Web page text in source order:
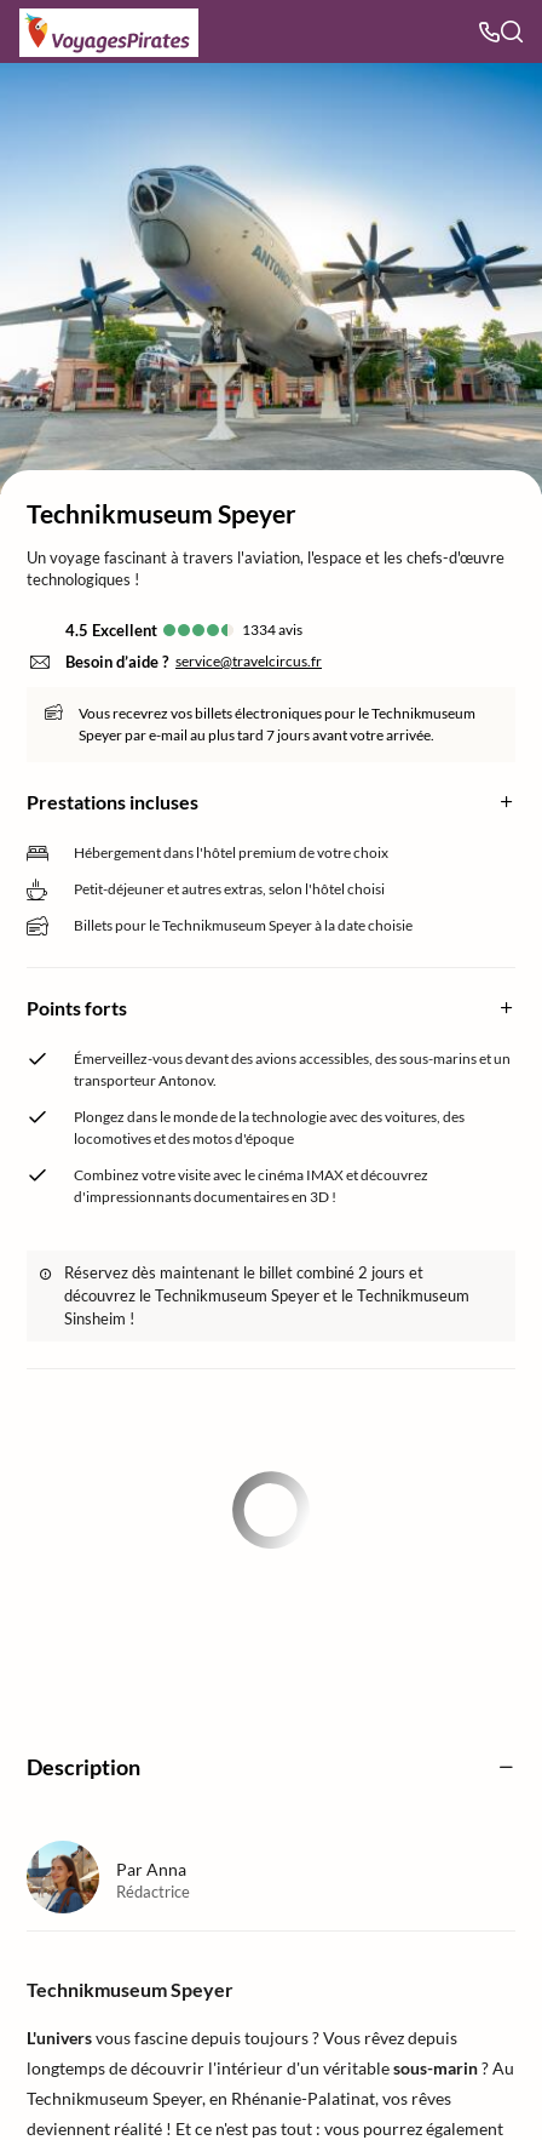
Technikmuseum Speyer
Un voyage fascinant à travers l'aviation, l'espace et les chefs-d'œuvre
technologiques !
4.5 excellent 1334avis
Besoin d’aide ? service@travelcircus.fr
Vous recevrez vos billets électroniques pour le Technikmuseum
Speyer par e-mail au plus tard 7 jours avant votre arrivée.
Prestations incluses
Hébergement dans l'hôtel premium de votre choix
Petit-déjeuner et autres extras, selon l'hôtel choisi
Billets pour le Technikmuseum Speyer à la date choisie
Points forts
Émerveillez-vous devant des avions accessibles, des sous-marins et un
transporteur Antonov.
Plongez dans le monde de la technologie avec des voitures, des
locomotives et des motos d'époque
Combinez votre visite avec le cinéma IMAX et découvrez
d'impressionnants documentaires en 3D !
Réservez dès maintenant le billet combiné 2 jours et
découvrez le Technikmuseum Speyer et le Technikmuseum
Sinsheim !
Description
Technikmuseum Speyer
L'universvous fascine depuis toujours ? Vous rêvez depuis
longtemps de découvrir l'intérieur d'un véritablesous-marin? Au
Technikmuseum Speyer, en Rhénanie-Palatinat, vos rêves
deviennent réalité ! Et ce n'est pas tout : vous pourrez également
ParAnna
Rédactrice